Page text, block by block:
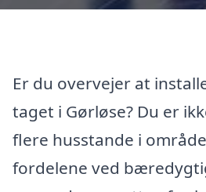
Er du overvejer at
taget i Gørløse? Du er
flere husstande i
fordelene ved